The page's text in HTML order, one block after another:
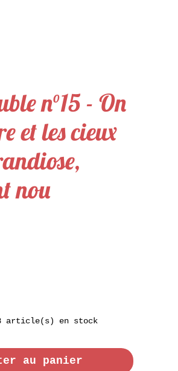
n°15 - On
et les cieux
nou
article(s) en stock
au panier